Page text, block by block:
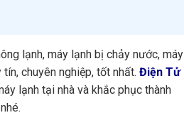
lạnh, máy lạnh bị chảy nước, máy
tín, chuyên nghiệp, tốt nhất. Điện Tử
lạnh tại nhà và khắc phục thành